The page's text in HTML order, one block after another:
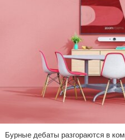
Бурные дебаты разгораются в